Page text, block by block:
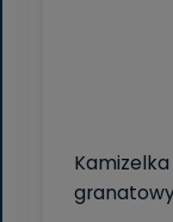
granatowy